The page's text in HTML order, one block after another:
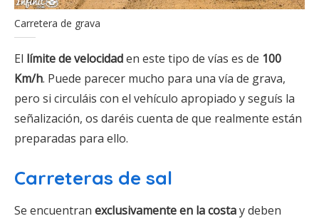
Carretera de grava
El límite de velocidaden este tipo de vías es de 100
Km/h. Puede parecer mucho para una vía de grava,
pero si circuláis con el vehículo apropiado y seguís la
señalización, os daréis cuenta de que realmente están
preparadas para ello.
Carreteras de sal
Se encuentran exclusivamente en la costay deben